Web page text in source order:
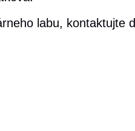
labu, kontaktujte